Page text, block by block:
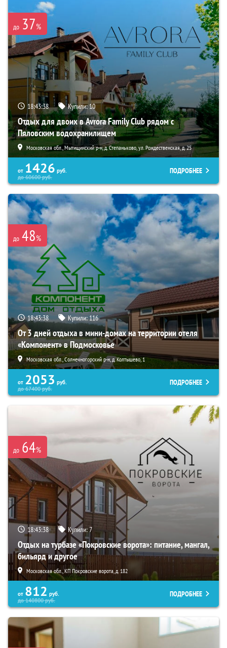
до 37%
18:43:36 Купили:10
Отдых для двоих в Avrora Family Club рядом с
Пяловским водохранилищем
Московская обл., Мытищинский р-н, д. Степаньково, ул. Рождественская, д. 25
от 1426 руб.
до60600руб.
ПОДРОБНЕЕ
до 48%
18:43:36 Купили: 116
От 3 дней отдыха в мини-домах на территории отеля
«Компонент» в Подмосковье
Московская обл., Солнечногорский р-н, д. Колтышево, 1
от 2053 руб.
до67400руб.
ПОДРОБНЕЕ
до 64%
18:43:36 Купили:7
Отдых на турбазе «Покровские ворота»: питание, мангал,
бильярд и другое
Московская обл., КП Покровские ворота, д. 182
от 812 руб.
до140800руб.
ПОДРОБНЕЕ